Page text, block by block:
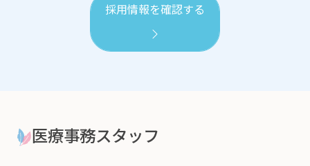
採用情報を確認する
医療事務スタッフ